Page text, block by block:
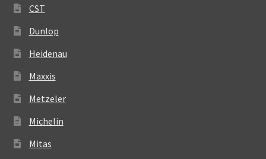
CST
Dunlop
Heidenau
Maxxis
Metzeler
Michelin
Mitas